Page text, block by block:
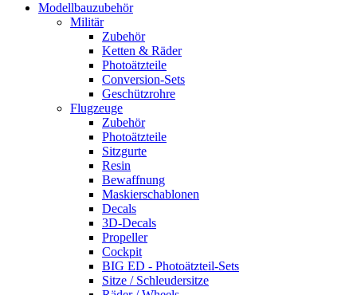
Modellbauzubehör
Militär
Zubehör
Ketten & Räder
Photoätzteile
Conversion-Sets
Geschützrohre
Flugzeuge
Zubehör
Photoätzteile
Sitzgurte
Resin
Bewaffnung
Maskierschablonen
Decals
3D-Decals
Propeller
Cockpit
BIG ED - Photoätzteil-Sets
Sitze / Schleudersitze